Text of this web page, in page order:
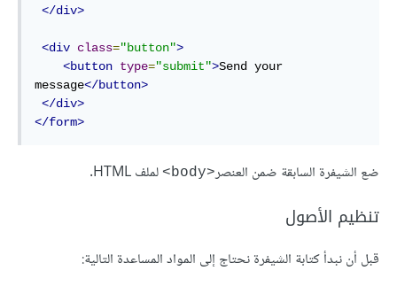
</div>
<div class="button">
<button type="submit">Send your
message</button>
</div>
</form>
ضع الشيفرة السابقة ضمن العنصر<body> لملف HTML.
تنظيم الأصول
قبل أن نبدأ كتابة الشيفرة نحتاج إلى المواد المساعدة التالية: